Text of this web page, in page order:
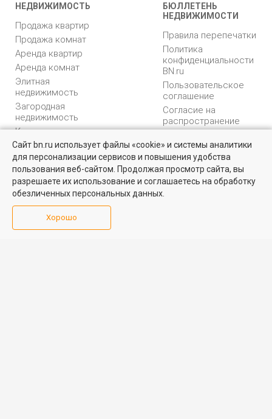
НЕДВИЖИМОСТЬ
Продажа квартир
Продажа комнат
Аренда квартир
Аренда комнат
Элитная
недвижимость
Загородная
недвижимость
Коммерческая
недвижимость
БЮЛЛЕТЕНЬ
НЕДВИЖИМОСТИ
Правила перепечатки
Политика
конфиденциальности
BN.ru
Пользовательское
соглашение
Согласие на
распространение
персональных данных
Карта сайта
Медийная реклама
PR продвижение
Аналитика
недвижимости
Сайт bn.ru использует файлы «cookie» и системы аналитики
для персонализации сервисов и повышения удобства
пользования веб-сайтом. Продолжая просмотр сайта, вы
разрешаете их использование и соглашаетесь на обработку
обезличенных персональных данных.
Хорошо